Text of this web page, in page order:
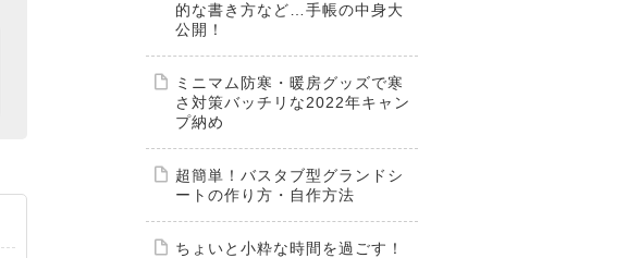
的な書き方など…手帳の中身大
公開！
ミニマム防寒・暖房グッズで寒
さ対策バッチリな2022年キャン
プ納め
超簡単！バスタブ型グランドシ
ートの作り方・自作方法
ちょいと小粋な時間を過ごす！